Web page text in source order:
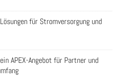
für Stromversorgung und
APEX-Angebot für Partner und